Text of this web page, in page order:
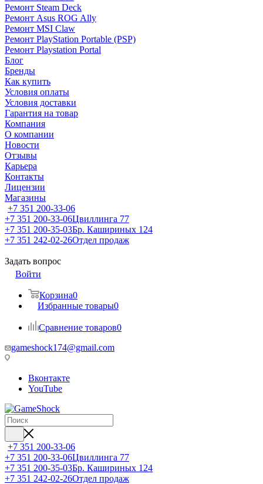
Ремонт Steam Deck
Ремонт Asus ROG Ally
Ремонт MSI Claw
Ремонт PlayStation Portable (PSP)
Ремонт Playstation Portal
Блог
Бренды
Как купить
Условия оплаты
Условия доставки
Гарантия на товар
Компания
О компании
Новости
Отзывы
Карьера
Контакты
Лицензии
Магазины
+7 351 200-33-06
+7 351 200-33-06Цвиллинга 77
+7 351 200-35-03Бр. Кашириных 124
+7 351 242-02-26Отдел продаж
Задать вопрос
Войти
Корзина0
Избранные товары0
Сравнение товаров0
gameshock174@gmail.com
Вконтакте
YouTube
+7 351 200-33-06
+7 351 200-33-06Цвиллинга 77
+7 351 200-35-03Бр. Кашириных 124
+7 351 242-02-26Отдел продаж